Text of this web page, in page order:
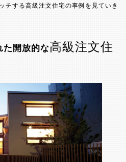
チする高級注文住宅の事例を見ていき
た開放的な高級注文住